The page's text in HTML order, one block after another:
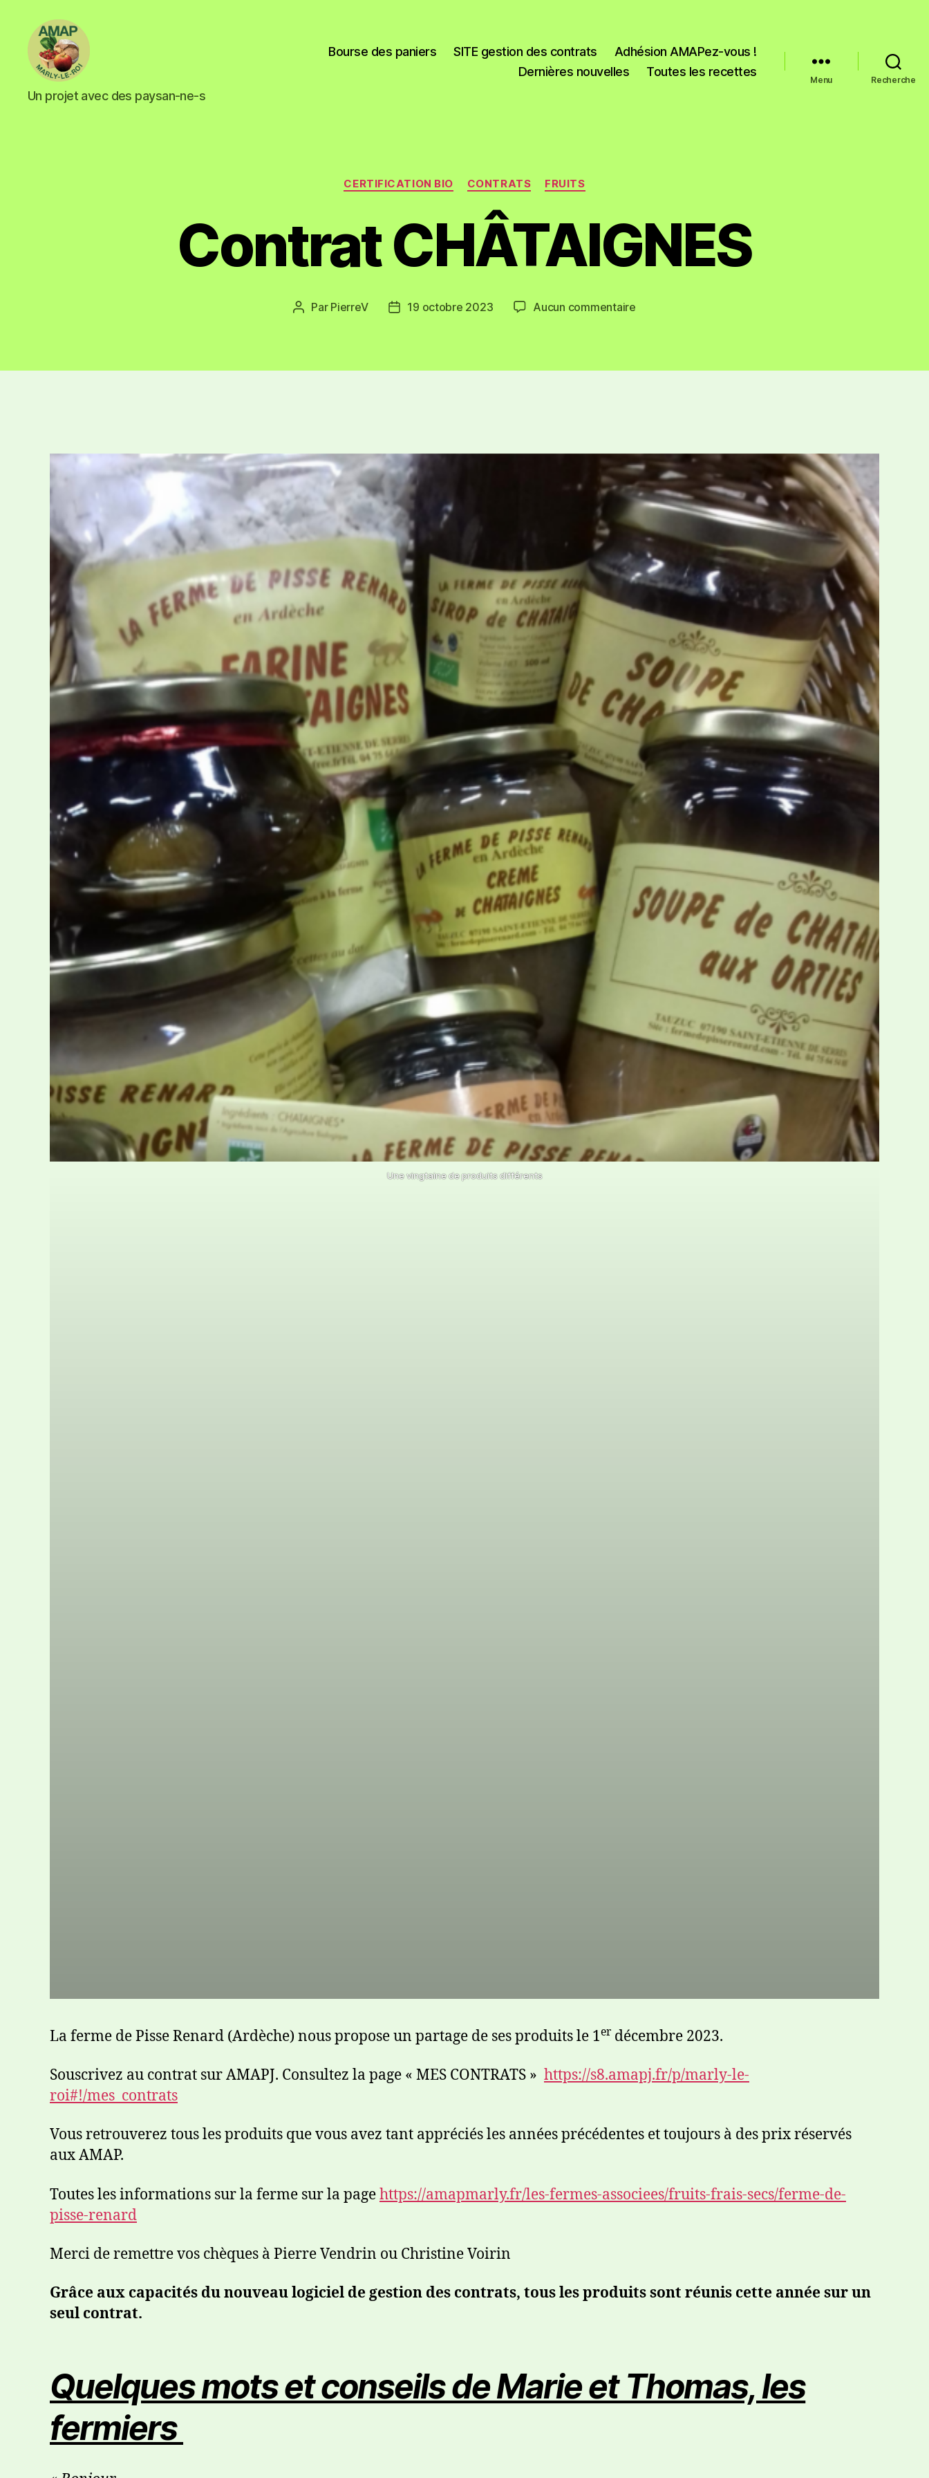
Un projet avec des paysan-ne-s
Bourse des paniers SITE gestion des contrats
Adhésion AMAPez-vous !
Dernières nouvelles
Toutes les recettes
Menu Recherche
CERTIFICATION BIO CONTRATS FRUITS
Contrat CHÂTAIGNES
Par PierreV 19 octobre 2023 Aucun commentaire
Une vingtaine de produits différents
La ferme de Pisse Renard (Ardèche) nous propose un partage de ses produits le 1er décembre 2023.
Souscrivez au contrat sur AMAPJ. Consultez la page « MES CONTRATS » https://s8.amapj.fr/p/marly-le-
roi#!/mes_contrats
Vous retrouverez tous les produits que vous avez tant appréciés les années précédentes et toujours à des prix réservés
aux AMAP.
Toutes les informations sur la ferme sur la pagehttps://amapmarly.fr/les-fermes-associees/fruits-frais-secs/ferme-de-
pisse-renard
Merci de remettre vos chèques à Pierre Vendrin ou Christine Voirin
Grâce aux capacités du nouveau logiciel de gestion des contrats, tous les produits sont réunis cette année sur un
seul contrat.
Quelques mots et conseils de Marie et Thomas, les
fermiers